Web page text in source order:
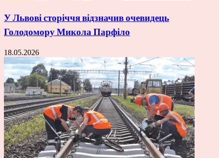
У Львові сторіччя відзначив очевидець
Голодомору Микола Парфіло
18.05.2026